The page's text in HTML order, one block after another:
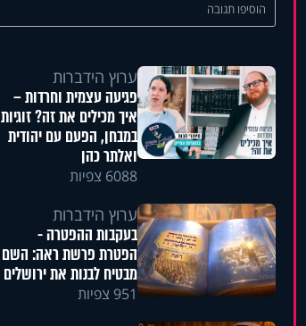
הוסיפו תגובה
ערוץ הידברות
פגיעה עצמית וחרדות –
איך מכילים את זה? זוגיות
במבחן, הפעם עם יהודית
ואלתר כהן
6088 צפיות
ערוץ הידברות
בעקבות ההפטרה -
הפטרת פרשת ראה: השם
מבטיח לבנות את ירושלים
951 צפיות